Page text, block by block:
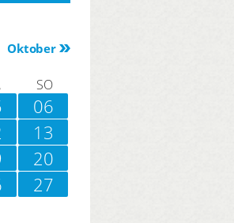
Oktober
SO
06
13
20
27